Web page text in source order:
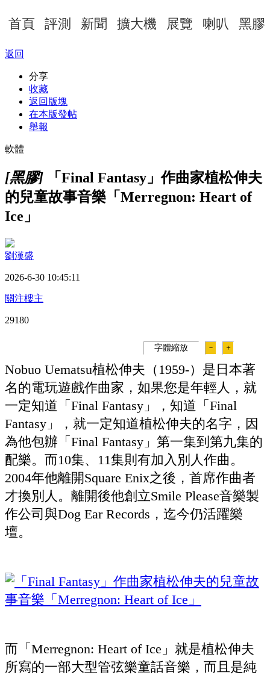
首頁 評測 新聞 擴大機 展覽 喇叭 黑膠
返回
分享
收藏
返回版塊
在本版發帖
舉報
軟體
[黑膠] 「Final Fantasy」作曲家植松伸夫
的兒童故事音樂「Merregnon: Heart of
Ice」
劉漢盛
2026-6-30 10:45:11
關注樓主
29180
字體縮放 － ＋
Nobuo Uematsu植松伸夫（1959-）是日本著
名的電玩遊戲作曲家，如果您是年輕人，就
一定知道「Final Fantasy」，知道「Final
Fantasy」，就一定知道植松伸夫的名字，因
為他包辦「Final Fantasy」第一集到第九集的
配樂。而10集、11集則有加入別人作曲。
2004年他離開Square Enix之後，首席作曲者
才換別人。離開後他創立Smile Please音樂製
作公司與Dog Ear Records，迄今仍活躍樂
壇。
而「Merregnon: Heart of Ice」就是植松伸夫
所寫的一部大型管弦樂童話音樂，而且是純